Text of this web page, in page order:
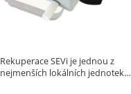
Rekuperace SEVi je jednou z
nejmenších lokálních jednotek…